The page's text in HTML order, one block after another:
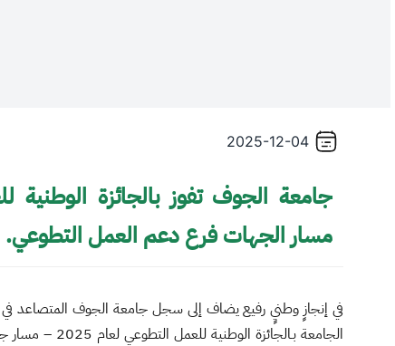
2025-12-04
مسار الجهات فرع دعم العمل التطوعي.
في إنجازٍ وطنيٍ رفيع يضاف إلى سجل جامعة الجوف المتصاعد في
الجامعة بـالجائزة